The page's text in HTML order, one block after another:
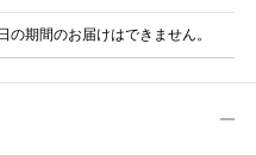
期間のお届けはできません。